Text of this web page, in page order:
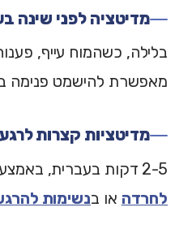
מדיטציה לפני שינה
בלילה, כשהמוח עייף,
מאפשרת להישמט פנימה
מדיטציות קצרות
2-5 דקות בעברית, באמצע יום עמוס, יכולות להחזיר אוויר. במיוחד כשמדובר ב
לחרדה או בנשימות